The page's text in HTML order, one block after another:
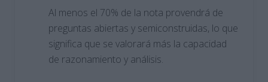
Al menos el 70% de la nota provendrá de
preguntas abiertas y semiconstruidas, lo que
significa que se valorará más la capacidad
de razonamiento y análisis.